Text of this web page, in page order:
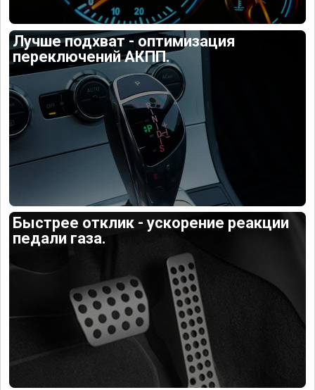
Лучше подхват - оптимизация
переключений АКПП.
Быстрее отклик - ускорение реакции
педали газа.